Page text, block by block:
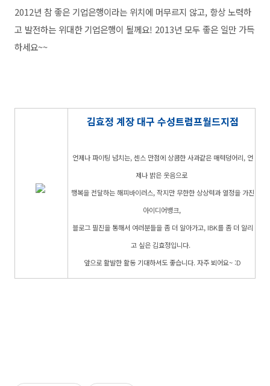
2012년 참 좋은 기업은행이라는 위치에 머무르지 않고, 항상 노력하
고 발전하는 위대한 기업은행이 될께요! 2013년 모두 좋은 일만 가득
하세요~~
김효정 계장 대구 수성트럼프월드지점
언제나 파이팅 넘치는, 센스 만점에 상콤한 사과같은 매력덩어리,언
제나 밝은 웃음으로
행복을 전달하는 해피바이러스,작지만 무한한 상상력과 열정을 가진
아이디어뱅크,
블로그 필진을 통해서 여러분들을 좀 더 알아가고,IBK를 좀 더 알리
고 싶은 김효정입니다.
앞으로 활발한 활동 기대하셔도 좋습니다. 자주 뵈어요~ :D